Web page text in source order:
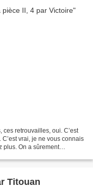
ces retrouvailles, oui. C’est
vrai, je ne vous connais
plus. On a sûrement
Titouan